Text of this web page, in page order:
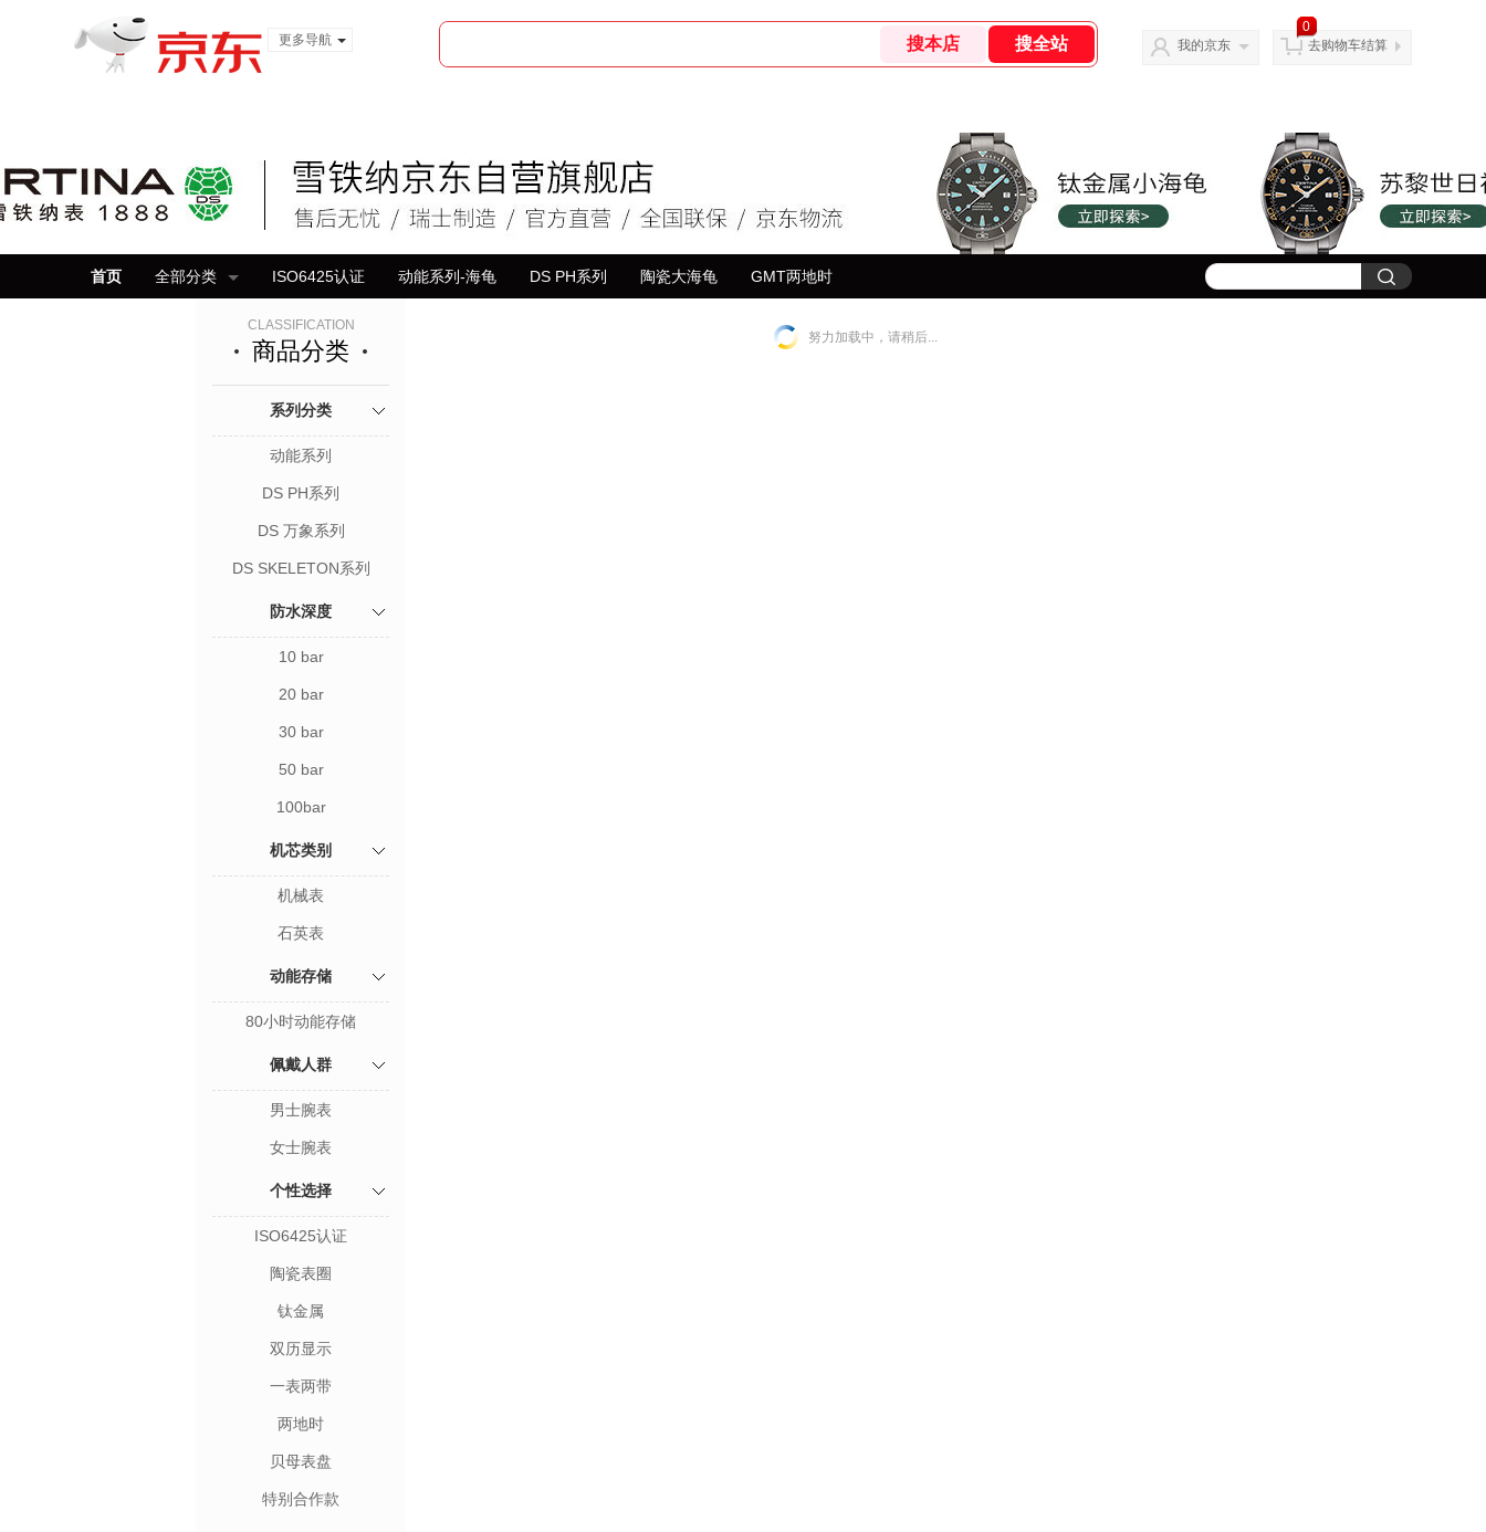
更多导航
我的京东
0
去购物车结算
首页 全部分类 ISO6425认证 动能系列-海龟 DS PH系列 陶瓷大海龟 GMT两地时
CLASSIFICATION
商品分类
系列分类
动能系列
DS PH系列
DS 万象系列
DS SKELETON系列
防水深度
10 bar
20 bar
30 bar
50 bar
100bar
机芯类别
机械表
石英表
动能存储
80小时动能存储
佩戴人群
男士腕表
女士腕表
个性选择
ISO6425认证
陶瓷表圈
钛金属
双历显示
一表两带
两地时
贝母表盘
特别合作款
努力加载中，请稍后...